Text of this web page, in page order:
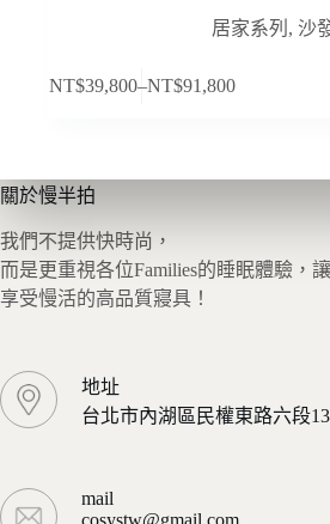
居家系列 ,沙
NT$39,800–NT$91,800
圍：
到
NT$91,800
多
款
式。
可
品
頁
擇
關於慢半拍
我們不提供快時尚，
而是更重視各位Families的睡眠體驗，
享受慢活的高品質寢具！
地址
台北市內湖區民權東路六段
mail